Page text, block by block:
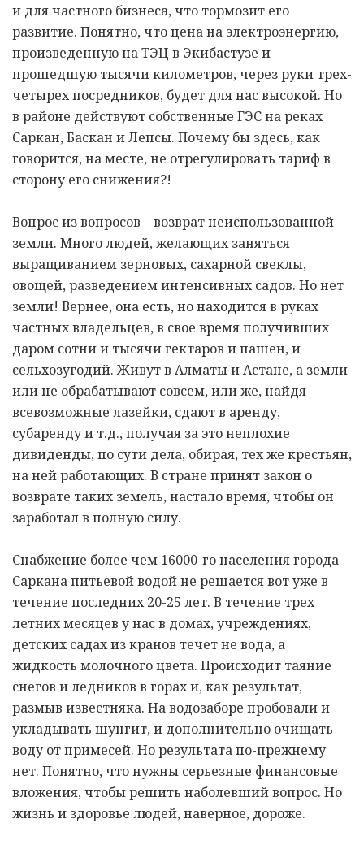
и для частного бизнеса, что тормозит его
развитие. Понятно, что цена на электроэнергию,
произведенную на ТЭЦ в Экибастузе и
прошедшую тысячи километров, через руки трех-
четырех посредников, будет для нас высокой. Но
в районе действуют собственные ГЭС на реках
Саркан, Баскан и Лепсы. Почему бы здесь, как
говорится, на месте, не отрегулировать тариф в
сторону его снижения?!
Вопрос из вопросов – возврат неиспользованной
земли. Много людей, желающих заняться
выращиванием зерновых, сахарной свеклы,
овощей, разведением интенсивных садов. Но нет
земли! Вернее, она есть, но находится в руках
частных владельцев, в свое время получивших
даром сотни и тысячи гектаров и пашен, и
сельхозугодий. Живут в Алматы и Астане, а земли
или не обрабатывают совсем, или же, найдя
всевозможные лазейки, сдают в аренду,
субаренду и т.д., получая за это неплохие
дивиденды, по сути дела, обирая, тех же крестьян,
на ней работающих. В стране принят закон о
возврате таких земель, настало время, чтобы он
заработал в полную силу.
Снабжение более чем 16000-го населения города
Саркана питьевой водой не решается вот уже в
течение последних 20-25 лет. В течение трех
летних месяцев у нас в домах, учреждениях,
детских садах из кранов течет не вода, а
жидкость молочного цвета. Происходит таяние
снегов и ледников в горах и, как результат,
размыв известняка. На водозаборе пробовали и
укладывать шунгит, и дополнительно очищать
воду от примесей. Но результата по-прежнему
нет. Понятно, что нужны серьезные финансовые
вложения, чтобы решить наболевший вопрос. Но
жизнь и здоровье людей, наверное, дороже.